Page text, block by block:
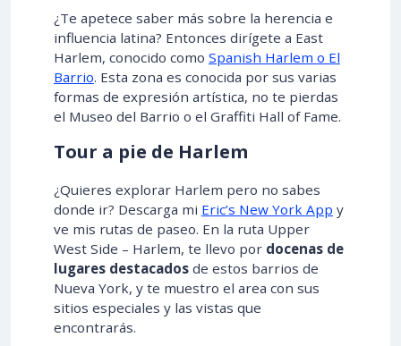
¿Te apetece saber más sobre la herencia e
influencia latina? Entonces dirígete a East
Harlem, conocido como Spanish Harlem o El
Barrio. Esta zona es conocida por sus varias
formas de expresión artística, no te pierdas
el Museo del Barrio o el Graffiti Hall of Fame.
Tour a pie de Harlem
¿Quieres explorar Harlem pero no sabes
donde ir? Descarga mi Eric’s New York App y
ve mis rutas de paseo. En la ruta Upper
West Side – Harlem, te llevo por docenas de
lugares destacados de estos barrios de
Nueva York, y te muestro el area con sus
sitios especiales y las vistas que
encontrarás.